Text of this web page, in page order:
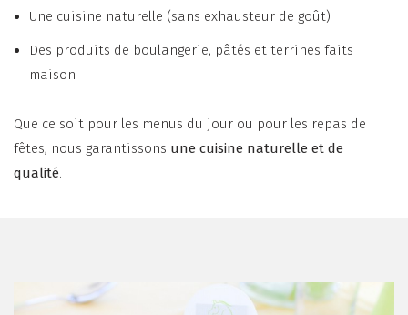
Une cuisine naturelle (sans exhausteur de goût)
Des produits de boulangerie, pâtés et terrines faits
maison
Que ce soit pour les menus du jour ou pour les repas de
fêtes, nous garantissons une cuisine naturelle et de
qualité.